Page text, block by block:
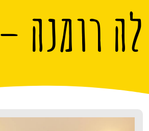
לה רומנה – La romana